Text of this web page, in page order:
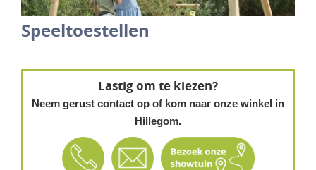
Speeltoestellen
Lastig om te kiezen?
Neem gerust contact op of kom naar onze winkel in
Hillegom.